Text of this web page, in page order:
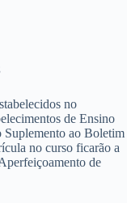
no
de Ensino
ao Boletim
no curso ficarão a
de